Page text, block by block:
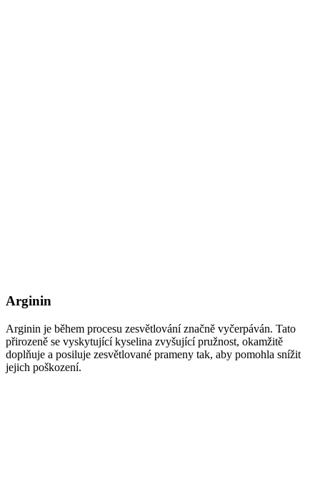
Arginin
Arginin je během procesu zesvětlování značně vyčerpáván. Tato
přirozeně se vyskytující kyselina zvyšující pružnost, okamžitě
doplňuje a posiluje zesvětlované prameny tak, aby pomohla snížit
jejich poškození.